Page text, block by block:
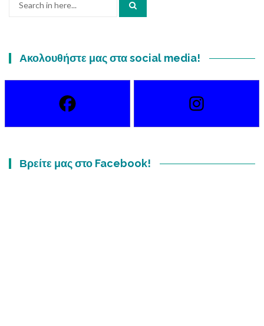
Ακολουθήστε μας στα social media!
Βρείτε μας στο Facebook!